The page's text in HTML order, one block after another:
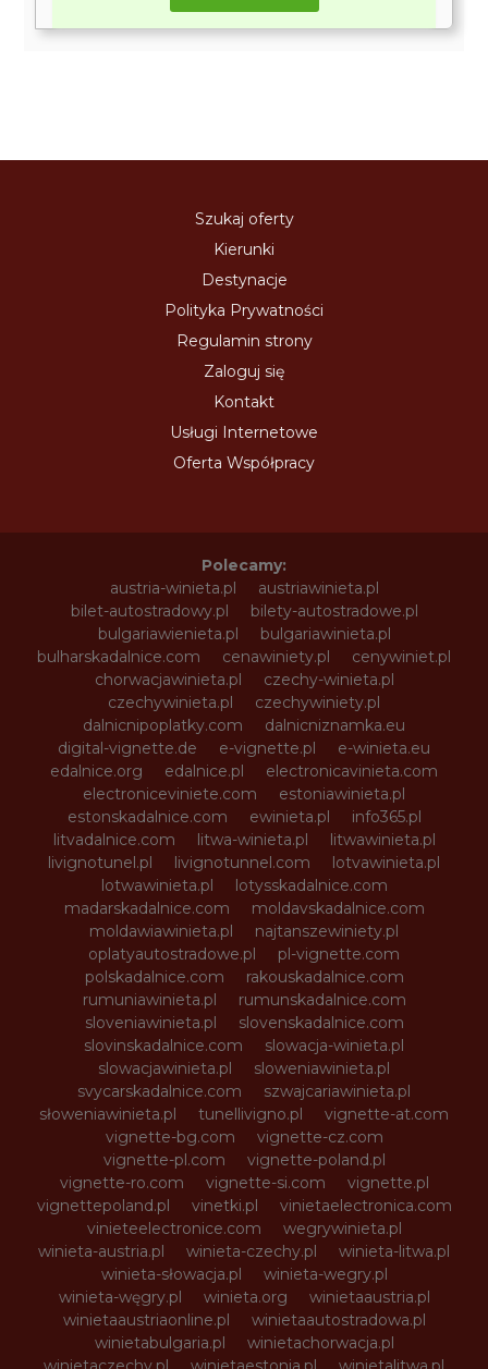
Szukaj oferty
Kierunki
Destynacje
Polityka Prywatności
Regulamin strony
Zaloguj się
Kontakt
Usługi Internetowe
Oferta Współpracy
Polecamy:
austria-winieta.pl
austriawinieta.pl
bilet-autostradowy.pl
bilety-autostradowe.pl
bulgariawienieta.pl
bulgariawinieta.pl
bulharskadalnice.com
cenawiniety.pl
cenywiniet.pl
chorwacjawinieta.pl
czechy-winieta.pl
czechywinieta.pl
czechywiniety.pl
dalnicnipoplatky.com
dalnicniznamka.eu
digital-vignette.de
e-vignette.pl
e-winieta.eu
edalnice.org
edalnice.pl
electronicavinieta.com
electroniceviniete.com
estoniawinieta.pl
estonskadalnice.com
ewinieta.pl
info365.pl
litvadalnice.com
litwa-winieta.pl
litwawinieta.pl
livignotunel.pl
livignotunnel.com
lotvawinieta.pl
lotwawinieta.pl
lotysskadalnice.com
madarskadalnice.com
moldavskadalnice.com
moldawiawinieta.pl
najtanszewiniety.pl
oplatyautostradowe.pl
pl-vignette.com
polskadalnice.com
rakouskadalnice.com
rumuniawinieta.pl
rumunskadalnice.com
sloveniawinieta.pl
slovenskadalnice.com
slovinskadalnice.com
slowacja-winieta.pl
slowacjawinieta.pl
sloweniawinieta.pl
svycarskadalnice.com
szwajcariawinieta.pl
słoweniawinieta.pl
tunellivigno.pl
vignette-at.com
vignette-bg.com
vignette-cz.com
vignette-pl.com
vignette-poland.pl
vignette-ro.com
vignette-si.com
vignette.pl
vignettepoland.pl
vinetki.pl
vinietaelectronica.com
vinieteelectronice.com
wegrywinieta.pl
winieta-austria.pl
winieta-czechy.pl
winieta-litwa.pl
winieta-słowacja.pl
winieta-wegry.pl
winieta-węgry.pl
winieta.org
winietaaustria.pl
winietaaustriaonline.pl
winietaautostradowa.pl
winietabulgaria.pl
winietachorwacja.pl